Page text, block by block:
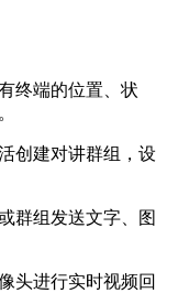
终端的位置、状
创建对讲群组，设
群组发送文字、图
头进行实时视频回